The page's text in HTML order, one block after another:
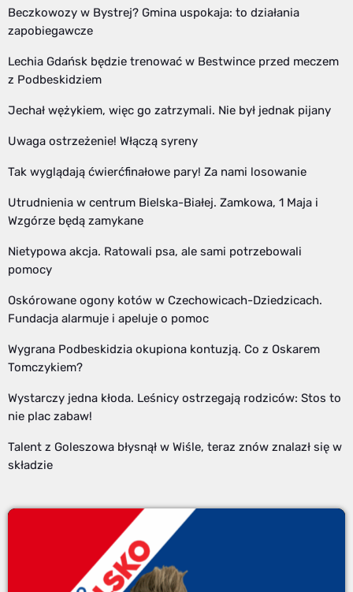
Beczkowozy w Bystrej? Gmina uspokaja: to działania
zapobiegawcze
Lechia Gdańsk będzie trenować w Bestwince przed meczem
z Podbeskidziem
Jechał wężykiem, więc go zatrzymali. Nie był jednak pijany
Uwaga ostrzeżenie! Włączą syreny
Tak wyglądają ćwierćfinałowe pary! Za nami losowanie
Utrudnienia w centrum Bielska-Białej. Zamkowa, 1 Maja i
Wzgórze będą zamykane
Nietypowa akcja. Ratowali psa, ale sami potrzebowali
pomocy
Oskórowane ogony kotów w Czechowicach-Dziedzicach.
Fundacja alarmuje i apeluje o pomoc
Wygrana Podbeskidzia okupiona kontuzją. Co z Oskarem
Tomczykiem?
Wystarczy jedna kłoda. Leśnicy ostrzegają rodziców: Stos to
nie plac zabaw!
Talent z Goleszowa błysnął w Wiśle, teraz znów znalazł się w
składzie